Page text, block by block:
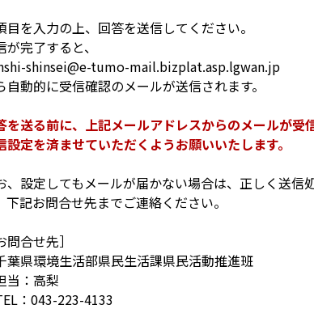
目を入力の上、回答を送信してください。
が完了すると、
shinsei@e-tumo-mail.bizplat.asp.lgwan.jp
自動的に受信確認のメールが送信されます。
を送る前に、上記メールアドレスからのメールが
設定を済ませていただくようお願いいたします。
、設定してもメールが届かない場合は、正しく送信
下記お問合せ先までご連絡ください。
問合せ先］
葉県環境生活部県民生活課県民活動推進班
当：高梨
：043-223-4133